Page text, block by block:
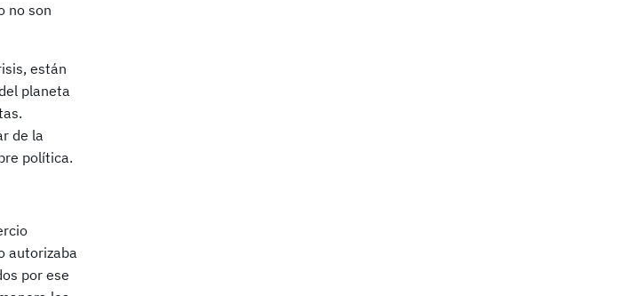
no son
están
planeta
de la
política.
autorizaba
por ese